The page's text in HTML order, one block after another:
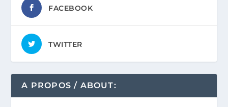
FACEBOOK
TWITTER
A PROPOS / ABOUT: